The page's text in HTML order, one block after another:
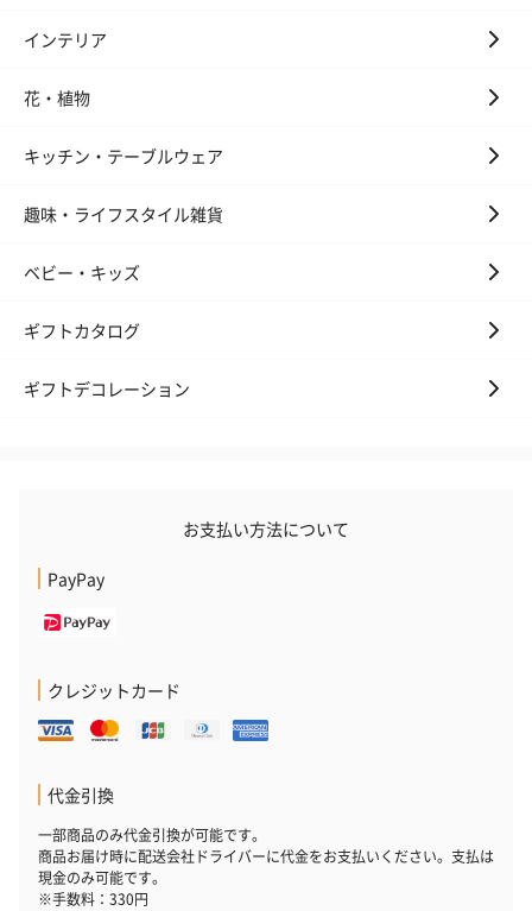
インテリア
花・植物
キッチン・テーブルウェア
趣味・ライフスタイル雑貨
ベビー・キッズ
ギフトカタログ
ギフトデコレーション
お支払い方法について
PayPay
クレジットカード
代金引換
一部商品のみ代金引換が可能です。
商品お届け時に配送会社ドライバーに代金をお支払いください。支払は
現金のみ可能です。
※手数料：330円